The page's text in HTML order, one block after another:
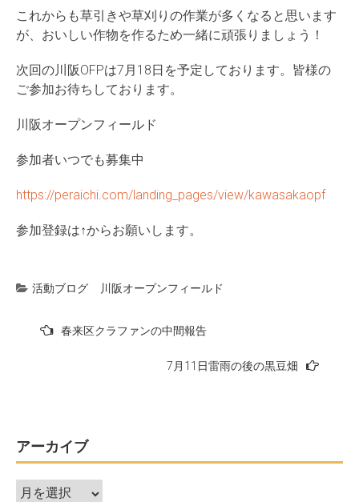
これからも草引きや草刈りの作業が多くなると思います
が、おいしい作物を作るため一緒に頑張りましょう！
次回の川阪OFPは7月18日を予定しております。皆様の
ご参加お待ちしております。
川阪オープンフィールド
参加者いつでも募集中
https://peraichi.com/landing_pages/view/kawasakaopf
参加登録は↑からお願いします。
活動ブログ 川阪オープンフィールド
ー
シ
ョ
春来区クラファンの中間報告
7月11日雷雨の後の黒豆畑
アーカイブ
ア